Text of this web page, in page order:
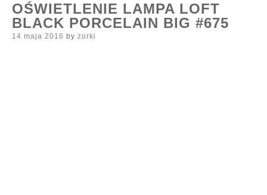
OŚWIETLENIE LAMPA LOFT
BLACK PORCELAIN BIG #675
Posted
14 maja 2016 by zorki